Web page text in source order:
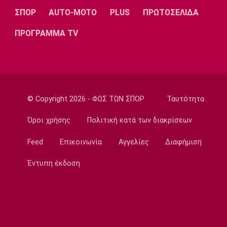
πετύχουν κάτι όμορφο»
Ποδόσφαιρο - Ελλάδα
προσθήκη κάθε ομάδας
ΠΑΟΚ: Χειρουργήθηκε ο Μεϊτέ
ΣΠΟΡ AUTO-MOTO PLUS ΠΡΩΤΟΣΕΛΙΔΑ
ΠΡΟΓΡΑΜΜΑ TV
© Copyright 2026 - ΦΩΣ ΤΩΝ ΣΠΟΡ Ταυτότητα
Όροι χρήσης Πολιτική κατά των διακρίσεων
Feed Επικοινωνία Αγγελίες Διαφήμιση
Έντυπη έκδοση